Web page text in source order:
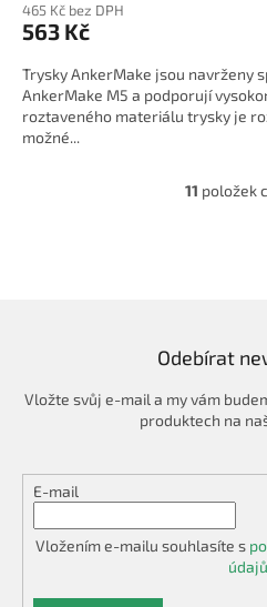
465 Kč bez DPH
563 Kč
Trysky AnkerMake jsou navrženy
AnkerMake M5 a podporují
roztaveného materiálu trysky je
možné...
O
p
r
v
k
v
s
u
11 položek
Odebírat
Vložte svůj e-mail a my vám
produktech na
E-mail
Vložením e-mailu souhlasíte s
údajů